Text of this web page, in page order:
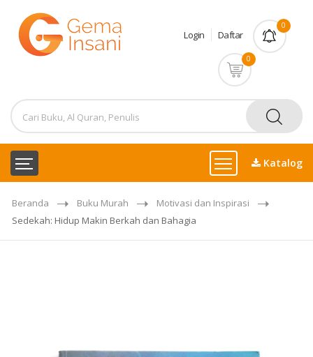
Login Daftar
0
0
Katalog
Beranda Buku Murah
Motivasi dan Inspirasi
Sedekah: Hidup Makin Berkah dan Bahagia